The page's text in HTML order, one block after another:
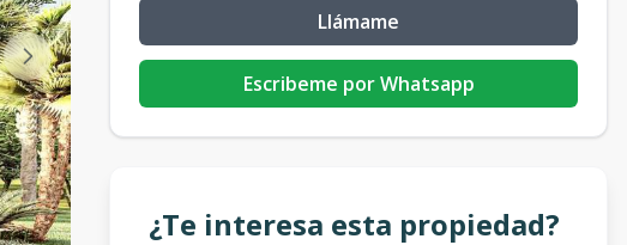
Llámame
Escribeme por Whatsapp
¿Te interesa esta propiedad?